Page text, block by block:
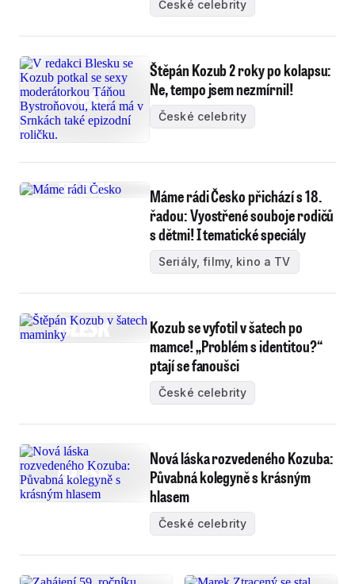
České celebrity
Štěpán Kozub 2 roky po kolapsu:
Ne, tempo jsem nezmírnil!
České celebrity
Máme rádi Česko přichází s 18.
řadou: Vyostřené souboje rodičů
s dětmi! I tematické speciály
Seriály, filmy, kino a TV
Kozub se vyfotil v šatech po
mamce! „Problém s identitou?“
ptají se fanoušci
České celebrity
Nová láska rozvedeného Kozuba:
Půvabná kolegyně s krásným
hlasem
České celebrity